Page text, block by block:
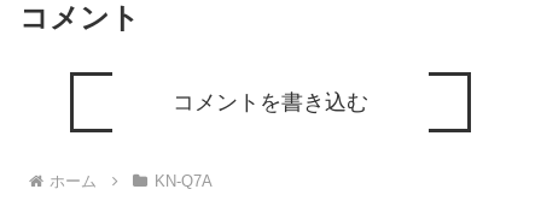
コメント
コメントを書き込む
ホーム KN-Q7A